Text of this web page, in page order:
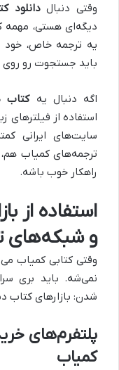
وقتی دنبالدانلود
دیگه‌ای هستی، مهمه
یه ترجمه خاص، خود
باید جستجوت رو روی
اگه دنبال یهکتاب
استفاده از فیلترهای
سایت‌های ایرانی
ترجمه‌های کمیاب
راهکار خوب باشه.
استفاده از
و
وقتی کتابی کمیاب
نمی‌شه. باید بری
شدن: بازارهای کتاب
پلتفرم‌های
کمیاب